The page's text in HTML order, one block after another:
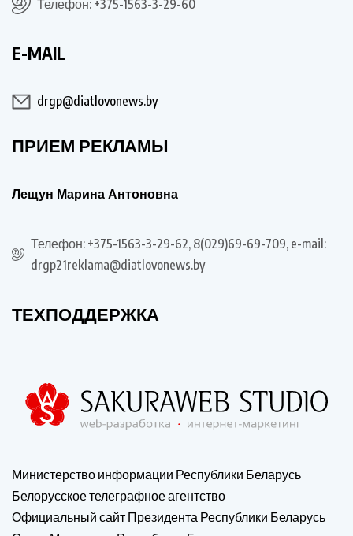
Телефон: +375-1563-3-29-60
E-MAIL
drgp@diatlovonews.by
ПРИЕМ РЕКЛАМЫ
Лещун Марина Антоновна
Телефон: +375-1563-3-29-62, 8(029)69-69-709, e-mail:
drgp21reklama@diatlovonews.by
ТЕХПОДДЕРЖКА
Министерство информации Республики Беларусь
Белорусское телеграфное агентство
Официальный сайт Президента Республики Беларусь